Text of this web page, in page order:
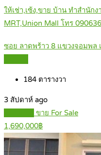
ให้เช่า,เซ้ง,ขาย บ้าน ทำสำนัก
MRT,Union Mall โทร
ซอย ลาดพร้าว 8 แขวงจอมพล
184 ตารางวา
3 สัปดาห์ ago
ขาย For Sale
1,690,000฿